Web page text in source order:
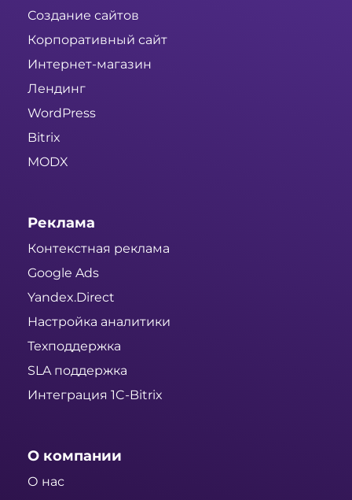
Создание сайтов
Корпоративный сайт
Интернет-магазин
Лендинг
WordPress
Bitrix
MODX
Реклама
Контекстная реклама
Google Ads
Yandex.Direct
Настройка аналитики
Техподдержка
SLA поддержка
Интеграция 1C-Bitrix
О компании
О нас